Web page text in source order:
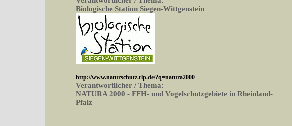
Biologische Station Siegen-Wittgenstein
http://www.naturschutz.rlp.de/?q=natura2000
Verantwortlicher / Thema:
NATURA 2000 - FFH- und Vogelschutzgebiete in Rheinland-
Pfalz